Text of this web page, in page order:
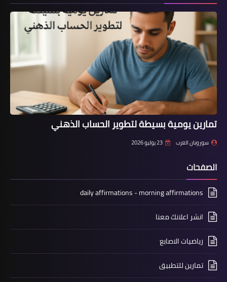
تمارين يومية بسيطة لتطوير الحساب الذهني
سوروبان العرب 23 يوليو 2026
الصفحات
daily affirmations - morning affirmations
انشر اعلانك معنا
رياضيات الاصابع
تمارين للتطبيق